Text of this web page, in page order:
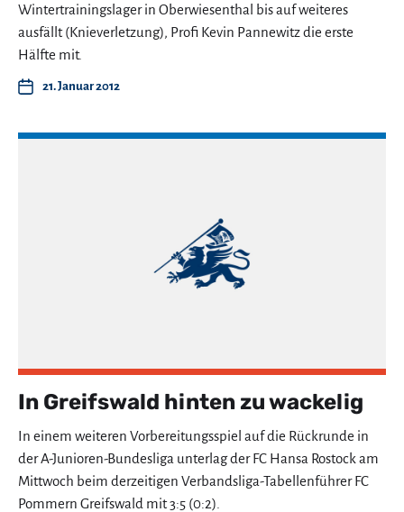
Wintertrainingslager in Oberwiesenthal bis auf weiteres
ausfällt (Knieverletzung), Profi Kevin Pannewitz die erste
Hälfte mit.
21. Januar 2012
In Greifswald hinten zu wackelig
In einem weiteren Vorbereitungsspiel auf die Rückrunde in
der A-Junioren-Bundesliga unterlag der FC Hansa Rostock am
Mittwoch beim derzeitigen Verbandsliga-Tabellenführer FC
Pommern Greifswald mit 3:5 (0:2).